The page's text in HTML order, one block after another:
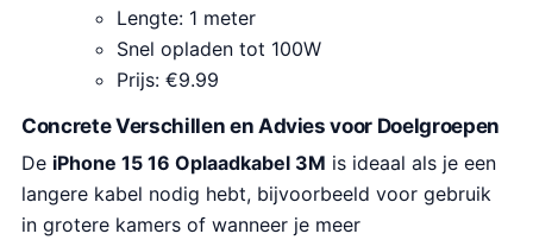
Lengte: 1 meter
Snel opladen tot 100W
Prijs: €9.99
Concrete Verschillen en Advies voor Doelgroepen
De iPhone 15 16 Oplaadkabel 3M is ideaal als je een
langere kabel nodig hebt, bijvoorbeeld voor gebruik
in grotere kamers of wanneer je meer